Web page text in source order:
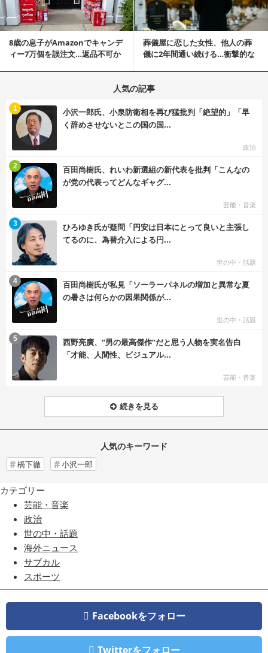
8歳の息子がAmazonでキャンデ
ィー7万個を誤注文…返品不可か
葬儀屋に恋した女性、他人の葬
儀に2年間通い続ける…衝撃的な
人気の記事
小沢一郎氏、小泉防衛相を再び猛批判「絶望的」「早
く辞めさせないとこの国の国...
政治
1
百田尚樹氏、れいわ新選組の新代表を批判「こんなの
が党の代表ってどんなギャグ...
芸能・音楽
2
ひろゆき氏が疑問「円安は日本にとって良いと主張し
てるのに、為替介入による円...
世の中・話題
3
百田尚樹氏が私見「ソーラーパネルの増加と異常な夏
の暑さは何らかの因果関係が...
世の中・話題
4
西野亮廣、“男の最高傑作”だと思う人物を実名告白
「才能、人間性、ビジュアル...
芸能・音楽
5
続きを見る
人気のキーワード
橋下徹 小沢一郎
カテゴリー
芸能・音楽
政治
世の中・話題
海外ニュース
サブカル
スポーツ
Facebookをフォロー
Twitterをフォロー